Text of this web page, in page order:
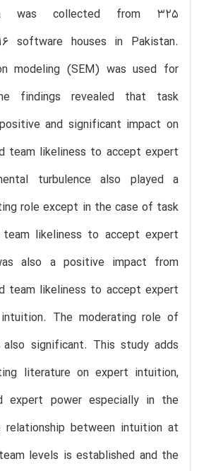
was collected from 325
software houses in Pakistan.
modeling (SEM) was used for
findings revealed that task
and significant impact on
team likeliness to accept expert
turbulence also played a
role except in the case of task
likeliness to accept expert
also a positive impact from
team likeliness to accept expert
The moderating role of
significant. This study adds
literature on expert intuition,
expert power especially in the
between intuition at
levels is established and the